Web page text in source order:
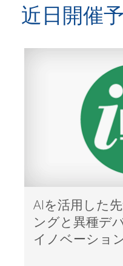
近日開催
AIを活用した
ングと異種デ
イノベーショ